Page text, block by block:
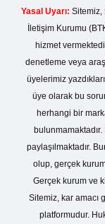
Yasal Uyarı: Sitemiz,
İletişim Kurumu
hizmet
denetleme veya
üyelerimiz
üye olarak bu
herhangi bir
bulunmamaktadır.
paylaşılmaktadır.
olup, gerçek
Gerçek kurum ve
Sitemiz, kar amacı
platformudur.